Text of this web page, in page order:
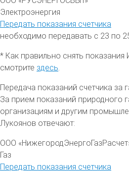
Электроэнергия
Передать показания счетчика
необходимо передавать с 23 по
* Как правильно снять показания
смотрите здесь
Передача показаний счетчика за
За прием показаний природного
организациям и другим
Лукоянов отвечают:
ООО
Газ
Передать показания счетчика